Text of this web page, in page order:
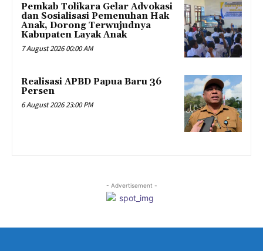
Pemkab Tolikara Gelar Advokasi
dan Sosialisasi Pemenuhan Hak
Anak, Dorong Terwujudnya
Kabupaten Layak Anak
7 August 2026 00:00 AM
Realisasi APBD Papua Baru 36
Persen
6 August 2026 23:00 PM
- Advertisement -